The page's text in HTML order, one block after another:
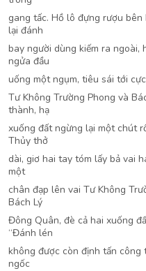
gang tấc. Hồ lô đựng rượu
lại đánh
bay người dùng kiếm ra ngoài,
ngửa đầu
uống một ngụm, tiêu sái tới
Tư Không Trường Phong và
thành, hạ
xuống đất ngừng lại một chút
Thủy thở
dài, giơ hai tay tóm lấy bả vai
một
chân đạp lên vai Tư Không
Bách Lý
Đông Quân, đè cả hai xuống
“Đánh lén
không được còn định tấn
ngốc